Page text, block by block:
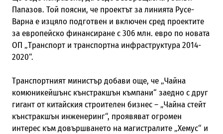
Папазов. Той поясни, че проектът за линията Русе-
Варна е изцяло подготвен и включен сред проектите
за европейско финансиране с 306 млн. евро по новата
ОП „Транспорт и транспортна инфраструктура 2014-
2020“.
Транспортният министър добави още, че „Чайна
комюникейшънс кънстракшън къмпани“ заедно с друг
гигант от китайския строителен бизнес – „Чайна стейт
кънстракшън инженеринг“, проявяват огромен
интерес към довършването на магистралите „Хемус“ и